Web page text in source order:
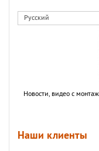
Русский
Новости, видео с
Наши клиенты